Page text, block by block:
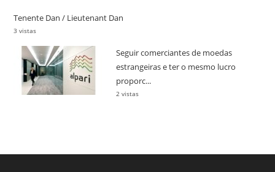
Tenente Dan / Lieutenant Dan
3 vistas
Seguir comerciantes de moedas
estrangeiras e ter o mesmo lucro
proporc...
2 vistas